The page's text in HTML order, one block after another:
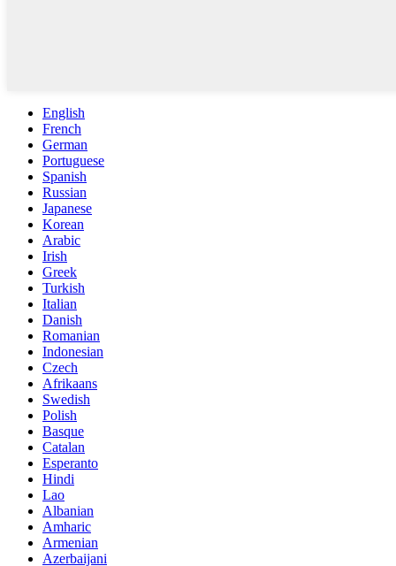
English
French
German
Portuguese
Spanish
Russian
Japanese
Korean
Arabic
Irish
Greek
Turkish
Italian
Danish
Romanian
Indonesian
Czech
Afrikaans
Swedish
Polish
Basque
Catalan
Esperanto
Hindi
Lao
Albanian
Amharic
Armenian
Azerbaijani